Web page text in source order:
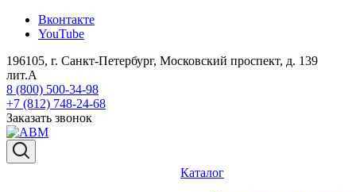
Вконтакте
YouTube
196105, г. Санкт-Петербург, Московский проспект, д. 139
лит.А
8 (800) 500-34-98
+7 (812) 748-24-68
Заказать звонок
Каталог